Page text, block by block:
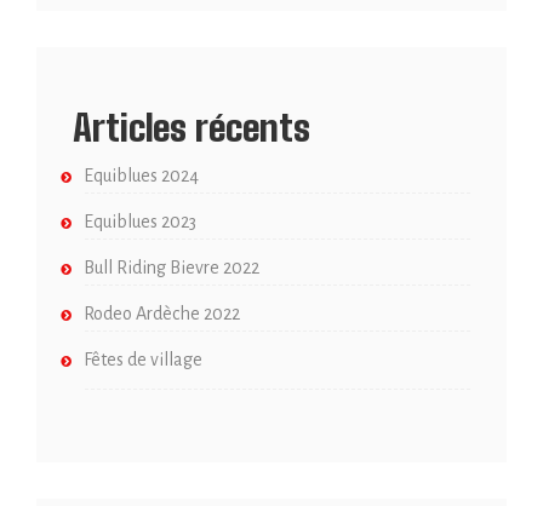
Articles récents
Equiblues 2024
Equiblues 2023
Bull Riding Bievre 2022
Rodeo Ardèche 2022
Fêtes de village